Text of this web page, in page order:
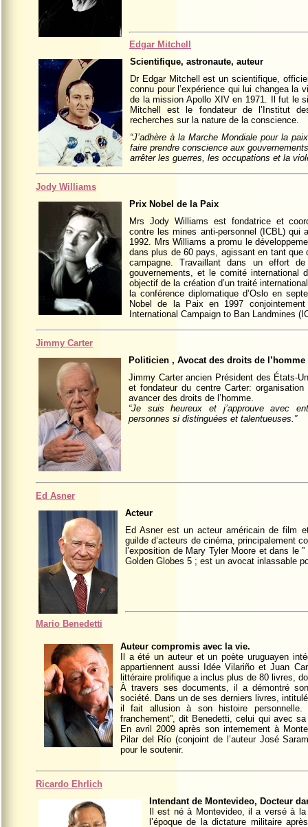
Edgar Mitchell
Scientifique, astronaute, auteur
Dr Edgar Mitchell est un scientifique,
connu pour l’expérience qui lui changea la
de la mission Apollo XIV en 1971. Il fut le
Mitchell est le fondateur de l’Institut
recherches sur la nature de la conscience.
“J’adhère à la Marche Mondiale pour la
faire prendre conscience aux
arrêter les guerres, les occupations et la
Jody Williams
Prix Nobel de la Paix
Mrs Jody Williams est fondatrice et
contre les mines anti-personnel (ICBL) qui
1992. Mrs Williams a promu le
dans plus de 60 pays, agissant en tant que
campagne. Travaillant dans un effort
gouvernements, et le comité
objectif de la création d’un traité
la conférence diplomatique d’Oslo en
Nobel de la Paix en 1997
International Campaign to Ban Landmines
Jimmy Carter
Politicien , Avocat des droits de l’homme
Jimmy Carter ancien Président des États-
et fondateur du centre Carter:
avancer des droits de l’homme.
“Je suis heureux et j’approuve avec
personnes si distinguées et talentueuses.”
Ed Asner
Acteur
Ed Asner est un acteur américain de film
guilde d’acteurs de cinéma, principalement
l’exposition de Mary Tyler Moore et dans le
Golden Globes 5 ; est un avocat inlassable
Mario Benedetti
Auteur compromis avec la vie.
Il a été un auteur et un poète uruguayen
appartiennent aussi Idée Vilariño et Juan
littéraire prolifique a inclus plus de 80 livres,
À travers ses documents, il a démontré
société. Dans un de ses derniers livres,
il fait allusion à son histoire
franchement”, dit Benedetti, celui qui avec
En avril 2009 après son internement à
Pilar del Río (conjoint de l’auteur José
pour le soutenir.
Ricardo Ehrlich
Intendant de Montevideo, Docteur
Il est né à Montevideo, il a versé à
l’époque de la dictature militaire